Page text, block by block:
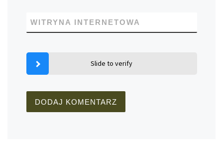
WITRYNA INTERNETOWA
Slide to verify